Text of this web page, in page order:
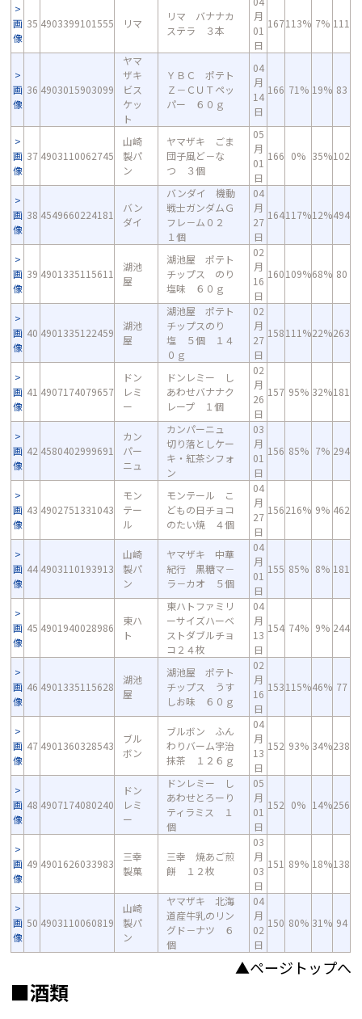
画
像
35 4903399101555 リマ
リマ バナナカ
ステラ ３本
月
01
日
167113% 7% 111
画
像
36 4903015903099
ヤマ
ザキ
ビス
ケッ
ト
ＹＢＣ ポテト
Ｚ－ＣＵＴペッ
パー ６０ｇ
04
月
14
日
166 71% 19% 83
画
像
37 4903110062745
山崎
製パ
ン
ヤマザキ ごま
団子風ど－な
つ ３個
05
月
01
日
166 0% 35%102
画
像
38 4549660224181
バン
ダイ
バンダイ 機動
戦士ガンダムＧ
フレ－ム０２
１個
04
月
27
日
164117%12%494
画
像
39 4901335115611
湖池
屋
湖池屋 ポテト
チップス のり
塩味 ６０ｇ
02
月
16
日
160109%68% 80
画
像
40 4901335122459
湖池
屋
湖池屋 ポテト
チップスのり
塩 ５個 １４
０ｇ
02
月
27
日
158111%22%263
画
像
41 4907174079657
ドン
レミ
ー
ドンレミー し
あわせバナナク
レープ １個
02
月
26
日
157 95% 32%181
画
像
42 4580402999691
カン
パー
ニュ
カンパーニュ
切り落としケー
キ・紅茶シフォ
ン
03
月
01
日
156 85% 7% 294
画
像
43 4902751331043
モン
テー
ル
モンテール こ
どもの日チョコ
のたい焼 ４個
04
月
27
日
156216% 9% 462
画
像
44 4903110193913
山崎
製パ
ン
ヤマザキ 中華
紀行 黒糖マ－
ラ－カオ ５個
04
月
01
日
155 85% 8% 181
画
像
45 4901940028986
東ハ
ト
東ハトファミリ
ーサイズハーベ
ストダブルチョ
コ２４枚
04
月
13
日
154 74% 9% 244
画
像
46 4901335115628
湖池
屋
湖池屋 ポテト
チップス うす
しお味 ６０ｇ
02
月
16
日
153115%46% 77
画
像
47 4901360328543
ブル
ボン
ブルボン ふん
わりバーム宇治
抹茶 １２６ｇ
04
月
13
日
152 93% 34%238
画
像
48 4907174080240
ドン
レミ
ー
ドンレミー し
あわせとろーり
ティラミス １
個
05
月
01
日
152 0% 14%256
画
像
49 4901626033983
三幸
製菓
三幸 焼あご煎
餅 １２枚
03
月
03
日
151 89% 18%138
画
像
50 4903110060819
山崎
製パ
ン
ヤマザキ 北海
道産牛乳のリン
グド－ナツ ６
個
04
月
02
日
150 80% 31% 94
▲ページトップへ
■酒類